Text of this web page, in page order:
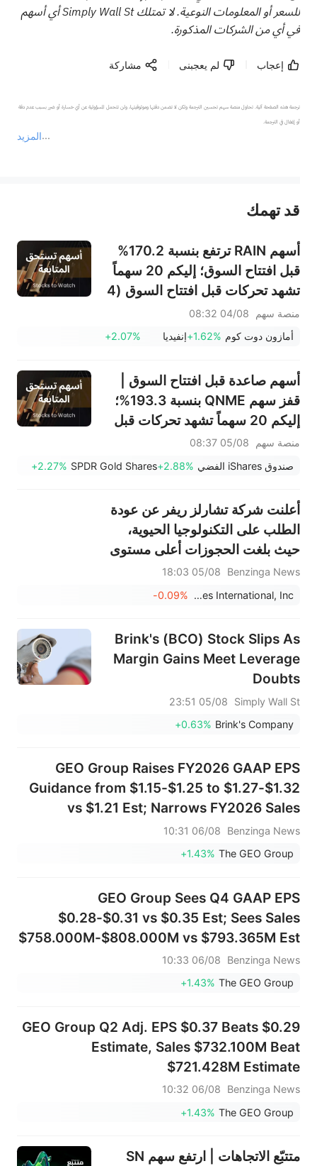
للسعر أو المعلومات النوعية. لا تمتلك Simply Wall St أي أسهم
في أي من الشركات المذكورة.
إعجاب لم يعجبنى مشاركة
المزيد
ترجمة هذه الصفحة آلية. تحاول منصة سهم تحسين الترجمة ولكن لا تضمن دقتها وموثوقيتها، ولن تتحمل المسؤولية عن أي خسارة أو ضرر بسبب عدم دقة
أو إغفال في الترجمة.
عند الضرورة، يرجى استشارة مستشار استثمار محترف. لا تقدم منصة سهم أي مشورة استثمارية، ولا تقدم أي التزامات أو ضمانات.
قد تهمك
أسهم RAIN ترتفع بنسبة 170.2%
قبل افتتاح السوق؛ إليكم 20 سهماً
تشهد تحركات قبل افتتاح السوق (4
أغسطس)
منصة سهم
04/08 08:32
أمازون دوت كوم +1.62%إنفيديا +2.07%
أسهم صاعدة قبل افتتاح السوق |
قفز سهم QNME بنسبة 193.3%؛
إليكم 20 سهماً تشهد تحركات قبل
افتتاح السوق (4 أغسطس)
منصة سهم
05/08 08:37
صندوق iShares الفضي
+2.88%
SPDR Gold Shares
+2.27%
أعلنت شركة تشارلز ريفر عن عودة
الطلب على التكنولوجيا الحيوية،
حيث بلغت الحجوزات أعلى مستوى
لها في أربع سنوات.
Benzinga News
05/08 18:03
Charles River Laboratories International, Inc.
-0.09%
Brink's (BCO) Stock Slips As
Margin Gains Meet Leverage
Doubts
Simply Wall St
05/08 23:51
Brink's Company
+0.63%
GEO Group Raises FY2026 GAAP EPS
Guidance from $1.15-$1.25 to $1.27-$1.32
vs $1.21 Est; Narrows FY2026 Sales
Guidance from $2.950B-$3.100B to
$2.950B-$3.050B vs $2.984B Est
Benzinga News
06/08 10:31
The GEO Group
+1.43%
GEO Group Sees Q4 GAAP EPS
$0.28-$0.31 vs $0.35 Est; Sees Sales
$758.000M-$808.000M vs $793.365M Est
Benzinga News
06/08 10:33
The GEO Group
+1.43%
GEO Group Q2 Adj. EPS $0.37 Beats $0.29
Estimate, Sales $732.100M Beat
$721.428M Estimate
Benzinga News
06/08 10:32
The GEO Group
+1.43%
متتبّع الاتجاهات | ارتفع سهم SN